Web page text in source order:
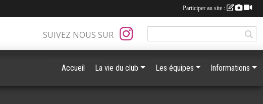
SUIVEZ NOUS SUR
Accueil La vie du club Les équipes Informations
Participer au site :